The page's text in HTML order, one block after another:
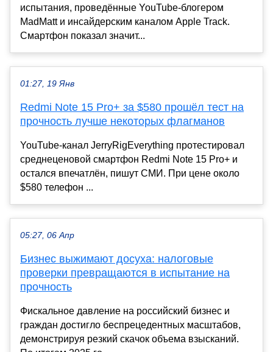
испытания, проведённые YouTube-блогером
MadMatt и инсайдерским каналом Apple Track.
Смартфон показал значит...
01:27, 19 Янв
Redmi Note 15 Pro+ за $580 прошёл тест на
прочность лучше некоторых флагманов
YouTube-канал JerryRigEverything протестировал
среднеценовой смартфон Redmi Note 15 Pro+ и
остался впечатлён, пишут СМИ. При цене около
$580 телефон ...
05:27, 06 Апр
Бизнес выжимают досуха: налоговые
проверки превращаются в испытание на
прочность
Фискальное давление на российский бизнес и
граждан достигло беспрецедентных масштабов,
демонстрируя резкий скачок объема взысканий.